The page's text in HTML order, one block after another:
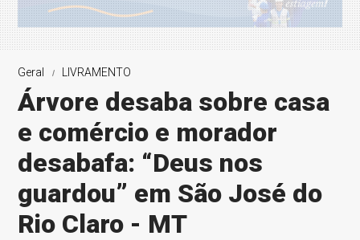
Geral LIVRAMENTO
Árvore desaba sobre casa
e comércio e morador
desabafa: “Deus nos
guardou” em São José do
Rio Claro - MT